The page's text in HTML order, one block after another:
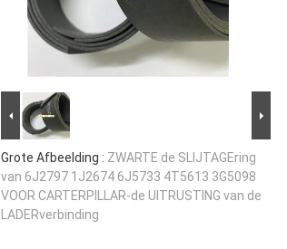
Grote Afbeelding : ZWARTE de SLIJTAGEring
van 6J2797 1J2674 6J5733 4T5613 3G5098
VOOR CARTERPILLAR-de UITRUSTING van de
LADERverbinding